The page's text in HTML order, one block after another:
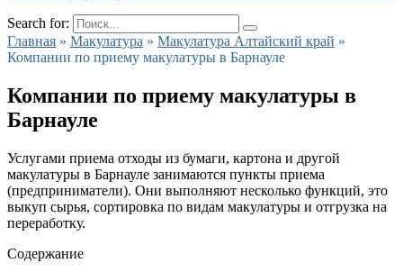
Search for:
Главная » Макулатура » Макулатура Алтайский край »
Компании по приему макулатуры в Барнауле
Компании по приему макулатуры в
Барнауле
Услугами приема отходы из бумаги, картона и другой
макулатуры в Барнауле занимаются пункты приема
(предприниматели). Они выполняют несколько функций, это
выкуп сырья, сортировка по видам макулатуры и отгрузка на
переработку.
Содержание